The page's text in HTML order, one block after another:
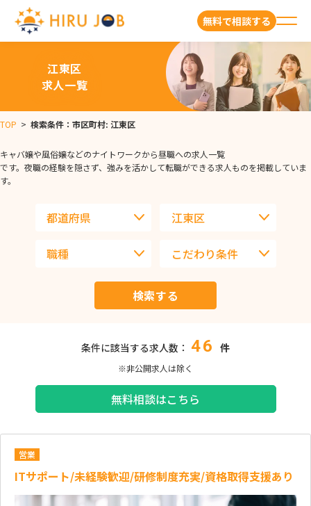
無料で相談する
江東区
求人一覧
TOP > 検索条件：市区町村: 江東区
キャバ嬢や風俗嬢などのナイトワークから昼職への求人一覧
です。夜職の経験を隠さず、強みを活かして転職ができる求人ものを掲載していま
す。
検索する
条件に該当する求人数： 46 件
※非公開求人は除く
無料相談はこちら
営業
ITサポート/未経験歓迎/研修制度充実/資格取得支援あり